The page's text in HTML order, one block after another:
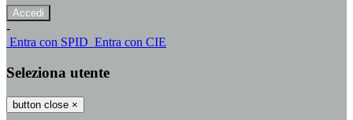
-
Entra con SPID Entra con CIE
Seleziona utente
button close ×